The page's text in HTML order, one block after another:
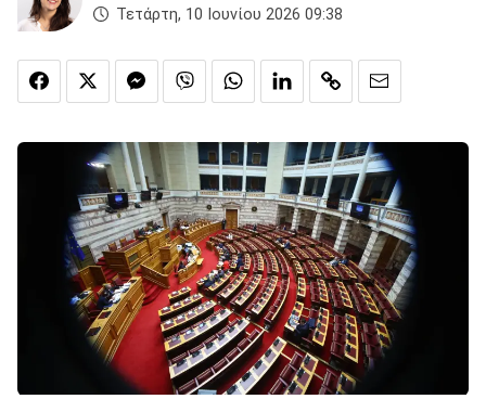
Τετάρτη, 10 Ιουνίου 2026 09:38